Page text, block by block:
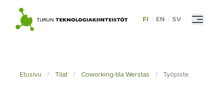
content
FI | EN | SV
Etusivu / Tilat / Coworking-tila Werstas / Työpiste